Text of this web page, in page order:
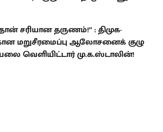
சரியான தருணம்!” : திமுக-
மறுசீரமைப்பு ஆலோசனைக் குழு
வெளியிட்டார் மு.க.ஸ்டாலின்!